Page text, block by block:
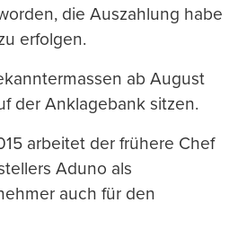
die Auszahlung habe
erfolgen.
ab August
der Anklagebank sitzen.
arbeitet der frühere Chef
Aduno als
auch für den